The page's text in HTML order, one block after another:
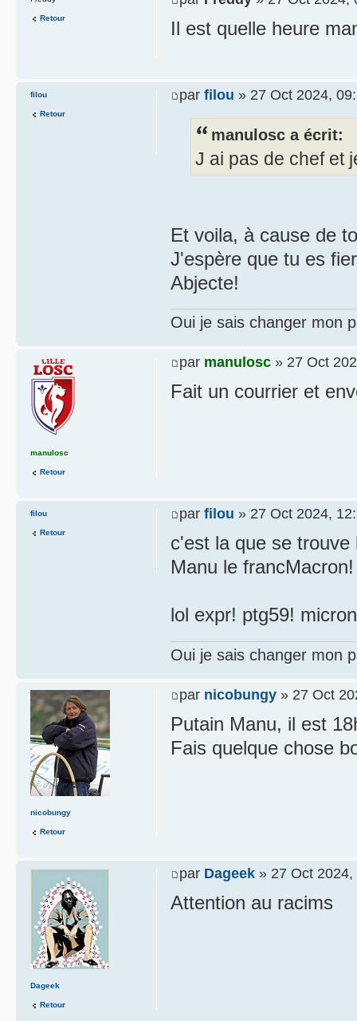
Il est quelle heure
Retour
par filou » 27 Oct 2024,
manulosc a écrit:
J ai pas de chef et
Et voila, à cause de
J'espère que tu es
Abjecte!
Oui je sais changer mon
filou
Retour
par manulosc » 27 Oct
Fait un courrier et
manulosc
Retour
par filou » 27 Oct 2024,
c'est la que se
Manu le francMacron!
lol expr! ptg59!
Oui je sais changer mon
filou
Retour
par nicobungy » 27 Oct
Putain Manu, il est
Fais quelque chose
nicobungy
Retour
par Dageek » 27 Oct 2024,
Attention au racims
Dageek
Retour